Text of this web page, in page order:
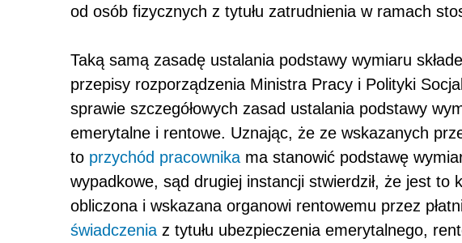
od osób fizycznych z tytułu zatrudnienia w ramach
Taką samą zasadę ustalania podstawy wymiaru
przepisy rozporządzenia Ministra Pracy i Polityki
sprawie szczegółowych zasad ustalania podstawy
emerytalne i rentowe. Uznając, że ze wskazanych
to przychód pracownika ma stanowić podstawę
wypadkowe, sąd drugiej instancji stwierdził, że jest to
obliczona i wskazana organowi rentowemu przez
świadczenia z tytułu ubezpieczenia emerytalnego,